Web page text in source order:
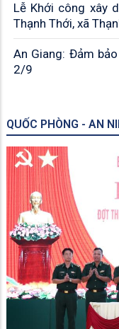
Lễ Khới công xây
Thạnh Thới, xã
An Giang: Đảm
2/9
QUỐC PHÒNG - AN